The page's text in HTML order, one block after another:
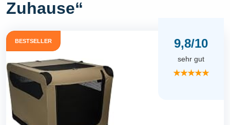
Zuhause“
BESTSELLER 9,8/10
sehr gut
★★★★★